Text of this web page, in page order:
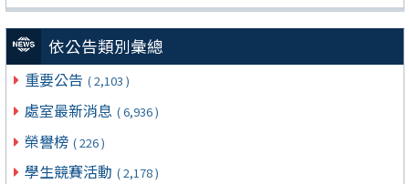
依公告類別彙總
重要公告 ( 2,103 )
處室最新消息 ( 6,936 )
榮譽榜 ( 226 )
學生競賽活動 ( 2,178 )